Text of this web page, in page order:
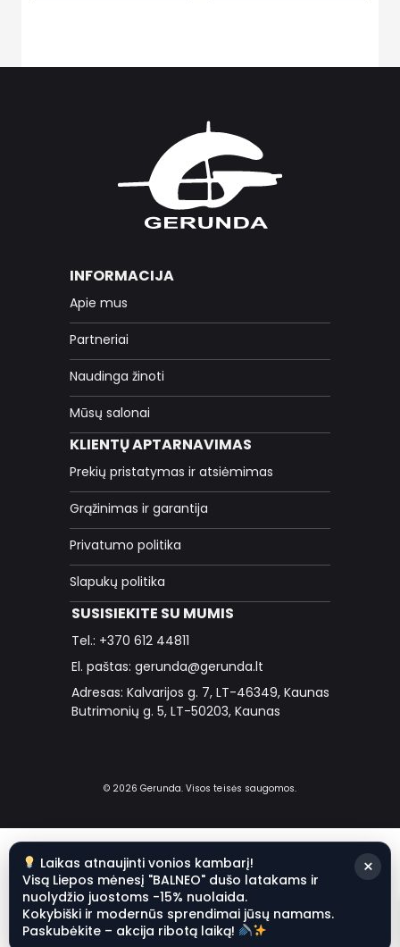
INFORMACIJA
Apie mus
Partneriai
Naudinga žinoti
Mūsų salonai
KLIENTŲ APTARNAVIMAS
Prekių pristatymas ir atsiėmimas
Grąžinimas ir garantija
Privatumo politika
Slapukų politika
SUSISIEKITE SU MUMIS
Tel.: +370 612 44811
El. paštas: gerunda@gerunda.lt
Adresas: Kalvarijos g. 7, LT-46349, Kaunas
Butrimonių g. 5, LT-50203, Kaunas
© 2026 Gerunda. Visos teisės saugomos.
Laikas atnaujinti vonios kambarį!
Visą Liepos mėnesį "BALNEO" dušo latakams ir
nuolydžio juostoms -15% nuolaida.
Kokybiški ir modernūs sprendimai jūsų namams.
Paskubėkite – akcija ribotą laiką!
×